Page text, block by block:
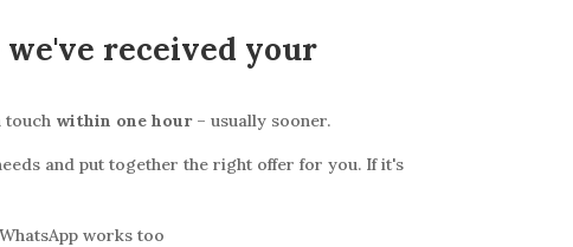
we've received your
touch within one hour– usually sooner.
and put together the right offer for you. If it's
works too